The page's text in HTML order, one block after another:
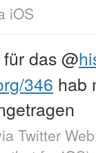
iOS
das@
346 hab
Twitter